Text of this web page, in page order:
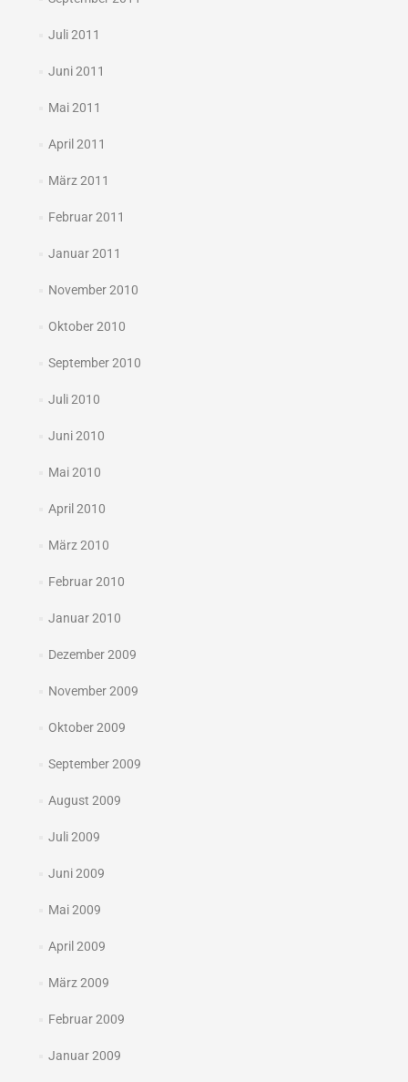
Juli 2011
Juni 2011
Mai 2011
April 2011
März 2011
Februar 2011
Januar 2011
November 2010
Oktober 2010
September 2010
Juli 2010
Juni 2010
Mai 2010
April 2010
März 2010
Februar 2010
Januar 2010
Dezember 2009
November 2009
Oktober 2009
September 2009
August 2009
Juli 2009
Juni 2009
Mai 2009
April 2009
März 2009
Februar 2009
Januar 2009